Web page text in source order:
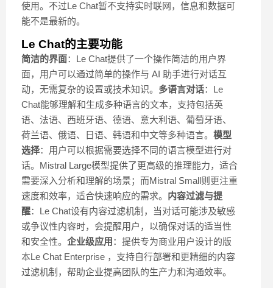
使用。不过Le Chat暂不支持实时联网，信息和数据可
能不是最新的。
Le Chat的主要功能
简洁的界面：Le Chat提供了一个操作简洁的用户界
面，用户可以通过简单的操作与 AI 助手进行对话互
动，无需复杂的设置或技术知识。 多语言对话：Le
Chat能够理解和生成多种语言的文本，支持包括英
语、法语、西班牙语、德语、意大利语、葡萄牙语、
荷兰语、俄语、日语、韩语和中文等多种语言。 模型
选择：用户可以根据需要选择不同的语言模型进行对
话。Mistral Large模型提供了更高级的推理能力，适合
需要深入分析和理解的场景；而Mistral Small则更注重
速度和效率，适合快速响应的需求。 内容过滤与提
醒：Le Chat设有内容过滤机制，当对话可能涉及敏感
或争议性内容时，会提醒用户，以确保对话的适当性
和安全性。 企业级应用 ：提供专为商业用户设计的版
本Le Chat Enterprise ，支持自行部署和更精细的内容
过滤机制，帮助企业提高团队的生产力和沟通效率。